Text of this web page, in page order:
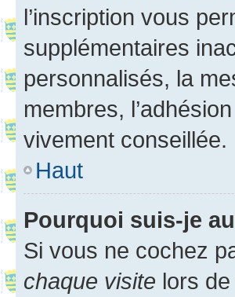
l’inscription vous
supplémentaires
personnalisés, la
membres,
vivement conseillée.
Haut
Pourquoi suis-je
Si vous ne cochez
chaque visite lors